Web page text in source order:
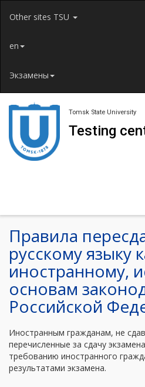
Other sites TSU
en
Экзамены
Tomsk State University
Testing
Правила
русскому языку
иностранному,
основам
Российской
Иностранным гражданам, не
перечисленные за сдачу
требованию иностранного
результатами экзамена.